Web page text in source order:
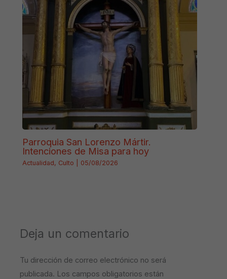
Parroquia San Lorenzo Mártir.
Intenciones de Misa para hoy
Actualidad, Culto 05/08/2026
Deja un comentario
Tu dirección de correo electrónico no será
publicada. Los campos obligatorios están